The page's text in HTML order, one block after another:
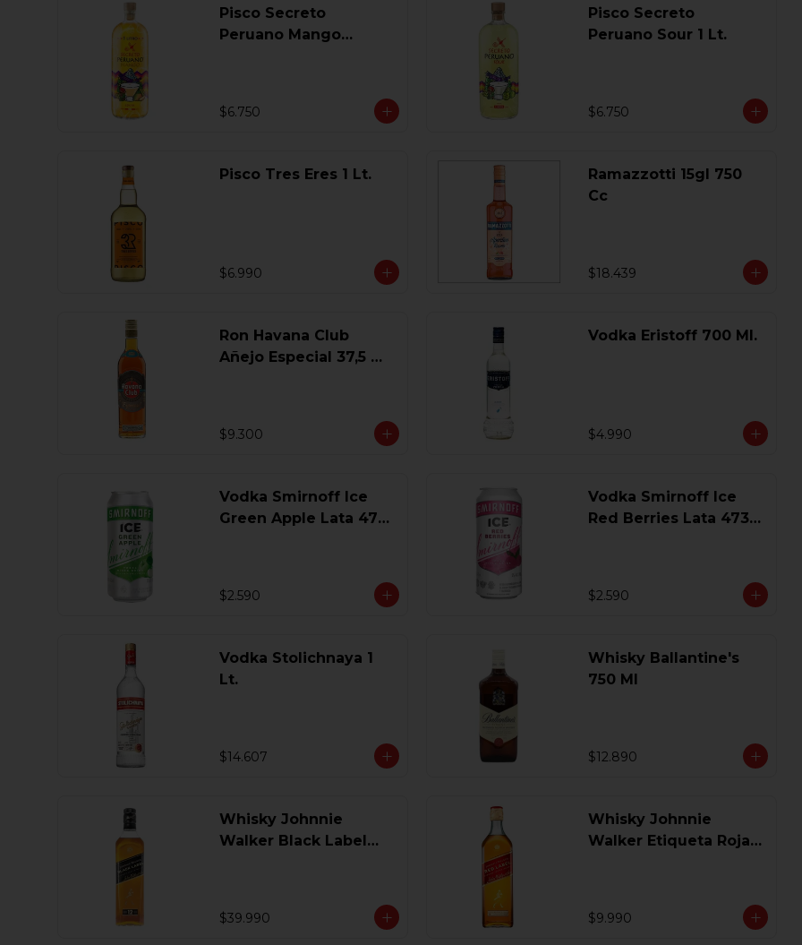
Pisco Secreto
Peruano Mango
$6.750
Pisco Secreto
Peruano Sour 1 Lt.
$6.750
Pisco Tres Eres 1 Lt.
$6.990
Ramazzotti 15gl 750
Cc
$18.439
Ron Havana Club
Añejo Especial 37,5 Gl
$9.300
Vodka Eristoff 700 Ml.
$4.990
Vodka Smirnoff Ice
Green Apple Lata 473
$2.590
Vodka Smirnoff Ice
Red Berries Lata 473
$2.590
Vodka Stolichnaya 1
Lt.
$14.607
Whisky Ballantine's
750 Ml
$12.890
Whisky Johnnie
Walker Black Label
$39.990
Whisky Johnnie
Walker Etiqueta Roja
$9.990